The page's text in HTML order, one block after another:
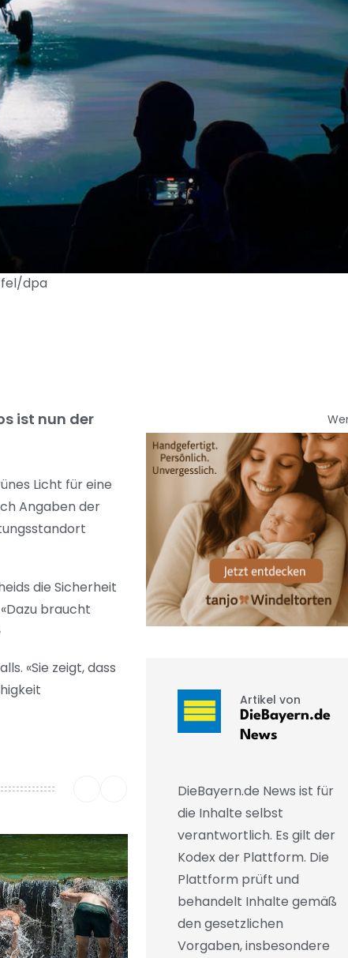
dpa
ist nun der
Licht für eine
Angaben der
die Sicherheit
braucht
«Sie zeigt, dass
Artikel von
DieBayern.de
News
DieBayern.de News ist für
die Inhalte selbst
verantwortlich. Es gilt der
Kodex der Plattform. Die
Plattform prüft und
behandelt Inhalte gemäß
den gesetzlichen
Vorgaben, insbesondere